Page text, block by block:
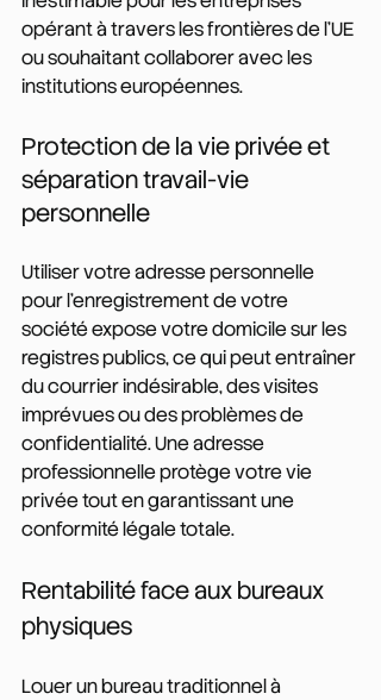
opérant à travers les frontières de l'UE
ou souhaitant collaborer avec les
institutions européennes.
Protection de la vie privée et
séparation travail-vie
personnelle
Utiliser votre adresse personnelle
pour l'enregistrement de votre
société expose votre domicile sur les
registres publics, ce qui peut entraîner
du courrier indésirable, des visites
imprévues ou des problèmes de
confidentialité. Une adresse
professionnelle protège votre vie
privée tout en garantissant une
conformité légale totale.
Rentabilité face aux bureaux
physiques
Louer un bureau traditionnel à